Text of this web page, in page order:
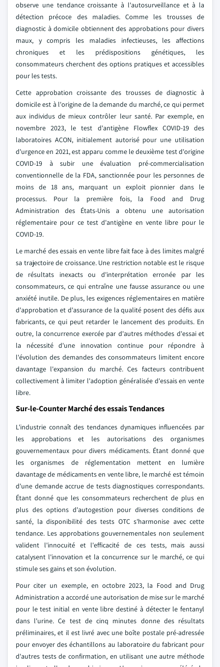
observe une tendance croissante à l'autosurveillance et à la
détection précoce des maladies. Comme les trousses de
diagnostic à domicile obtiennent des approbations pour divers
maux, y compris les maladies infectieuses, les affections
chroniques et les prédispositions génétiques, les
consommateurs cherchent des options pratiques et accessibles
pour les tests.
Cette approbation croissante des trousses de diagnostic à
domicile est à l'origine de la demande du marché, ce qui permet
aux individus de mieux contrôler leur santé. Par exemple, en
novembre 2023, le test d'antigène Flowflex COVID-19 des
laboratoires ACON, initialement autorisé pour une utilisation
d'urgence en 2021, est apparu comme le deuxième test d'origine
COVID-19 à subir une évaluation pré-commercialisation
conventionnelle de la FDA, sanctionnée pour les personnes de
moins de 18 ans, marquant un exploit pionnier dans le
processus. Pour la première fois, la Food and Drug
Administration des États-Unis a obtenu une autorisation
réglementaire pour ce test d'antigène en vente libre pour le
COVID-19.
Le marché des essais en vente libre fait face à des limites malgré
sa trajectoire de croissance. Une restriction notable est le risque
de résultats inexacts ou d'interprétation erronée par les
consommateurs, ce qui entraîne une fausse assurance ou une
anxiété inutile. De plus, les exigences réglementaires en matière
d'approbation et d'assurance de la qualité posent des défis aux
fabricants, ce qui peut retarder le lancement des produits. En
outre, la concurrence exercée par d'autres méthodes d'essai et
la nécessité d'une innovation continue pour répondre à
l'évolution des demandes des consommateurs limitent encore
davantage l'expansion du marché. Ces facteurs contribuent
collectivement à limiter l'adoption généralisée d'essais en vente
libre.
Sur-le-Counter Marché des essais Tendances
L'industrie connaît des tendances dynamiques influencées par
les approbations et les autorisations des organismes
gouvernementaux pour divers médicaments. Étant donné que
les organismes de réglementation mettent en lumière
davantage de médicaments en vente libre, le marché est témoin
d'une demande accrue de tests diagnostiques correspondants.
Étant donné que les consommateurs recherchent de plus en
plus des options d'autogestion pour diverses conditions de
santé, la disponibilité des tests OTC s'harmonise avec cette
tendance. Les approbations gouvernementales non seulement
valident l'innocuité et l'efficacité de ces tests, mais aussi
catalysent l'innovation et la concurrence sur le marché, ce qui
stimule ses gains et son évolution.
Pour citer un exemple, en octobre 2023, la Food and Drug
Administration a accordé une autorisation de mise sur le marché
pour le test initial en vente libre destiné à détecter le fentanyl
dans l'urine. Ce test de cinq minutes donne des résultats
préliminaires, et il est livré avec une boîte postale pré-adressée
pour envoyer des échantillons au laboratoire du fabricant pour
d'autres tests de confirmation, en utilisant une autre méthode